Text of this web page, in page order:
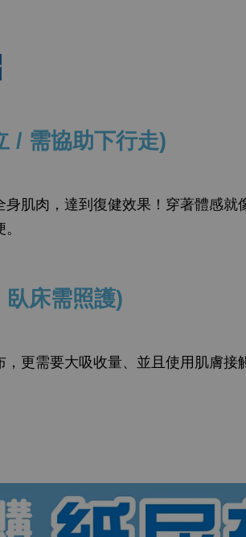
/ 需協助下行走)
肌肉，達到復健效果！穿著體感就
床需照護)
更需要大吸收量、並且使用肌膚接